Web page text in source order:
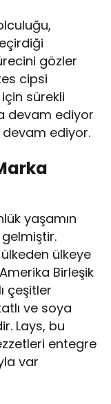
gözler
cipsi
sürekli
devam ediyor
ediyor.
yaşamın
ülkeye
Birleşik
çeşitler
ve soya
Lays, bu
entegre
var